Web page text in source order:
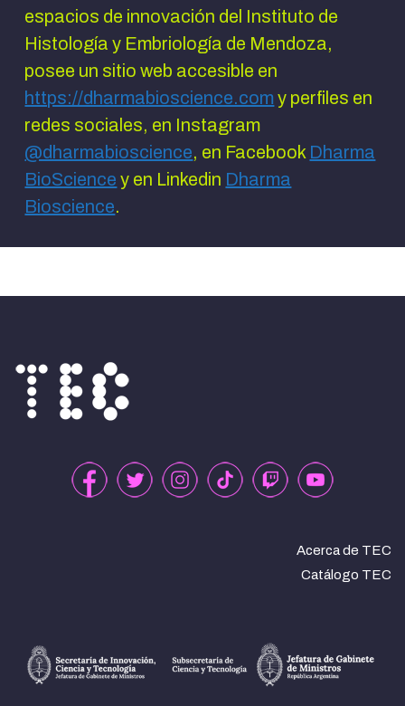
espacios de innovación del Instituto de
Histología y Embriología de Mendoza,
posee un sitio web accesible en
https://dharmabioscience.comy perfiles en
redes sociales, en Instagram
@dharmabioscience, en Facebook Dharma
BioScience y en Linkedin Dharma
Bioscience.
Acerca de TEC
Catálogo TEC